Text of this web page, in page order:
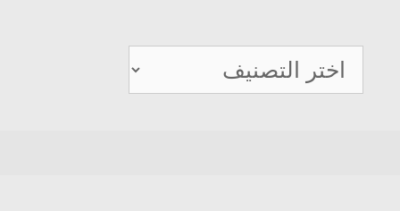
صيانة
تكييف